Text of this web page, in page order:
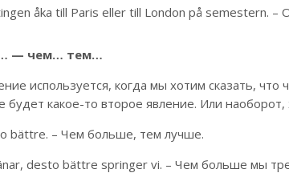
åka till Paris eller till London på semestern.
— чем… тем…
используется, когда мы хотим сказать,
будет какое-то второе явление. Или наоборот,
bättre. – Чем больше, тем лучше.
desto bättre springer vi. – Чем больше мы